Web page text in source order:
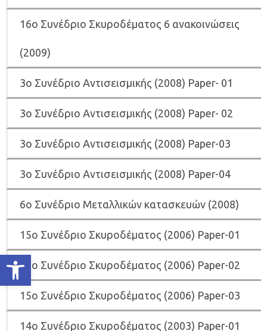
Ανοίξτε τη γραμμή εργαλείων
16ο Συνέδριο Σκυροδέματος 6 ανακοινώσεις
(2009)
3o Συνέδριο Αντισεισμικής (2008) Paper- 01
3o Συνέδριο Αντισεισμικής (2008) Paper- 02
3o Συνέδριο Αντισεισμικής (2008) Paper-03
3o Συνέδριο Αντισεισμικής (2008) Paper-04
6o Συνέδριο Μεταλλικών κατασκευών (2008)
15o Συνέδριο Σκυροδέματος (2006) Paper-01
15o Συνέδριο Σκυροδέματος (2006) Paper-02
15o Συνέδριο Σκυροδέματος (2006) Paper-03
14ο Συνέδριο Σκυροδέματος (2003) Paper-01